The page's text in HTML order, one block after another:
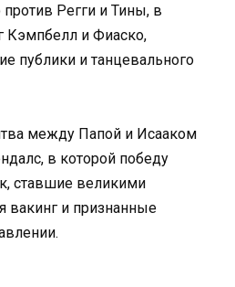
Регги и Тины, в
Кэмпбелл и Фиаско,
публики и танцевального
между Папой и Исааком
в которой победу
ставшие великими
вакинг и признанные